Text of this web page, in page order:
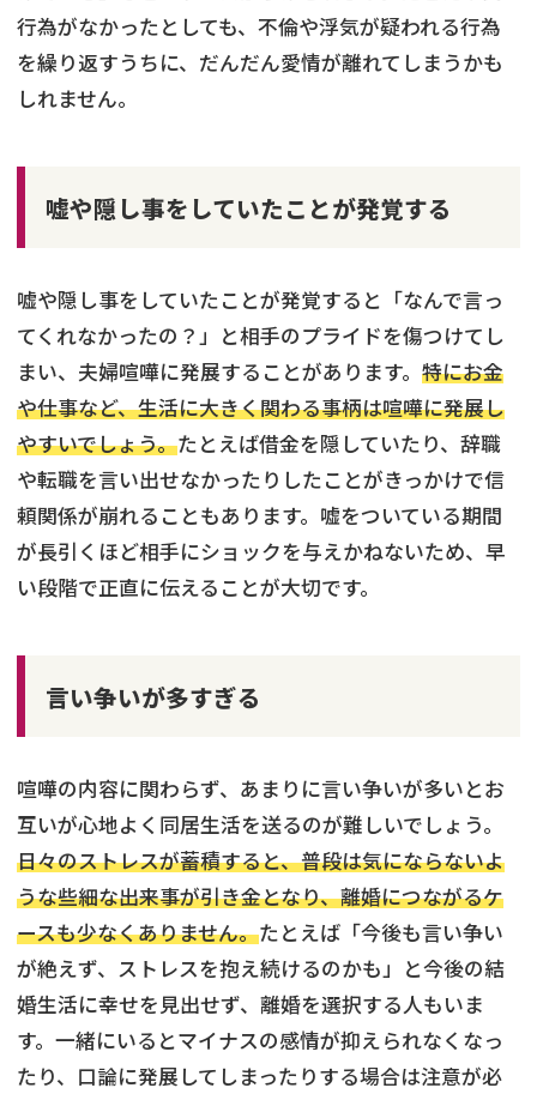
行為がなかったとしても、不倫や浮気が疑われる行為
を繰り返すうちに、だんだん愛情が離れてしまうかも
しれません。
嘘や隠し事をしていたことが発覚する
嘘や隠し事をしていたことが発覚すると「なんで言っ
てくれなかったの？」と相手のプライドを傷つけてし
まい、夫婦喧嘩に発展することがあります。 特にお金
や仕事など、生活に大きく関わる事柄は喧嘩に発展し
やすいでしょう。たとえば借金を隠していたり、辞職
や転職を言い出せなかったりしたことがきっかけで信
頼関係が崩れることもあります。嘘をついている期間
が長引くほど相手にショックを与えかねないため、早
い段階で正直に伝えることが大切です。
言い争いが多すぎる
喧嘩の内容に関わらず、あまりに言い争いが多いとお
互いが心地よく同居生活を送るのが難しいでしょう。
日々のストレスが蓄積すると、普段は気にならないよ
うな些細な出来事が引き金となり、離婚につながるケ
ースも少なくありません。たとえば「今後も言い争い
が絶えず、ストレスを抱え続けるのかも」と今後の結
婚生活に幸せを見出せず、離婚を選択する人もいま
す。一緒にいるとマイナスの感情が抑えられなくなっ
たり、口論に発展してしまったりする場合は注意が必